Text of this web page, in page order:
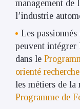
management de
l’industrie
Les
peuvent intégrer
dans le
orienté recherche
les métiers de la
Programme de